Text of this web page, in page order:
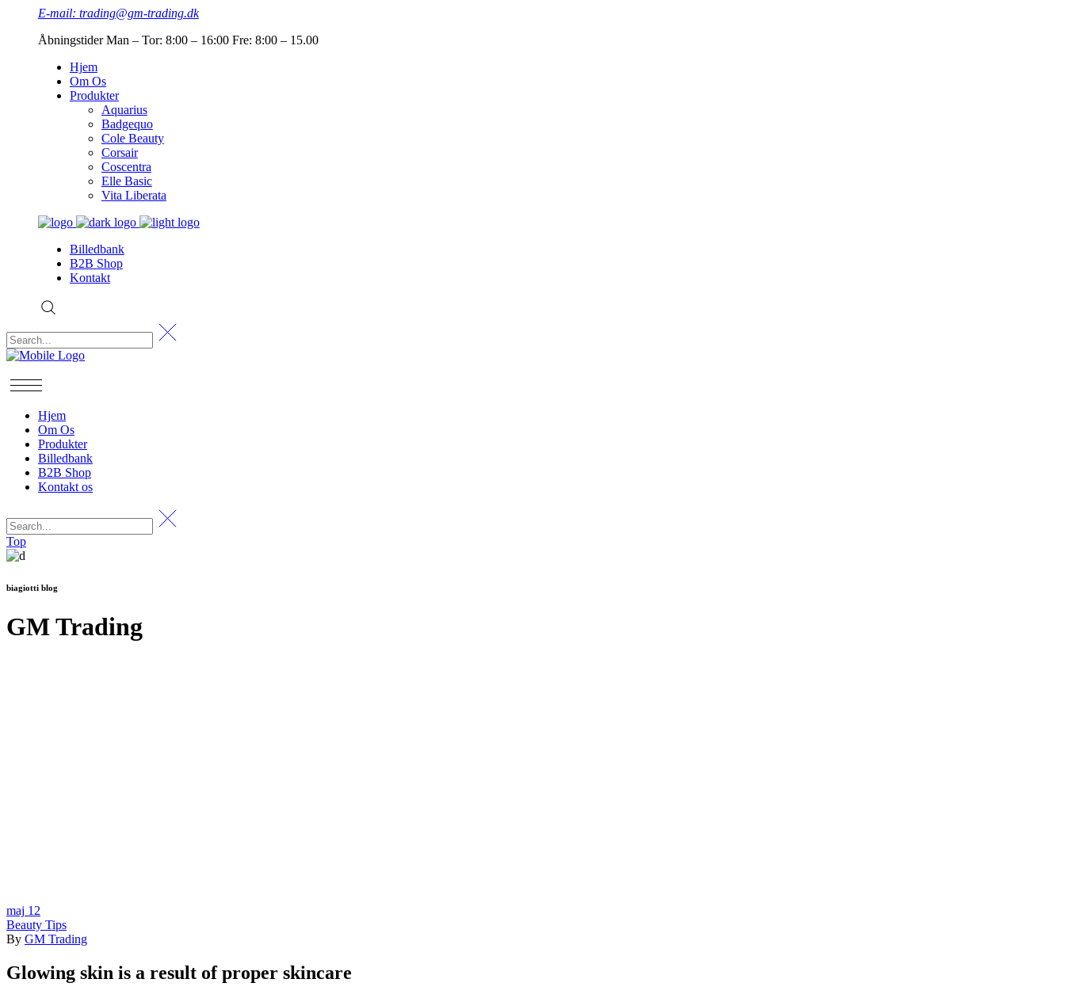
E-mail: trading@gm-trading.dk
Åbningstider Man – Tor: 8:00 – 16:00 Fre: 8:00 – 15.00
Hjem
Om Os
Produkter
Aquarius
Badgequo
Cole Beauty
Corsair
Coscentra
Elle Basic
Vita Liberata
Billedbank
B2B Shop
Kontakt
Hjem
Om Os
Produkter
Billedbank
B2B Shop
Kontakt os
Top
biagiotti blog
GM Trading
maj 12
Beauty Tips
By GM Trading
Glowing skin is a result of proper skincare